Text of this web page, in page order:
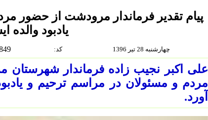
پیام تقدیر فرماندار مرودشت از حضور
یادبود والده
:كد چهارشنبه 28 تير 1396
علی اکبر نجیب زاده فرماندار
مردم و مسئولان در مراسم ترحیم و
آورد.